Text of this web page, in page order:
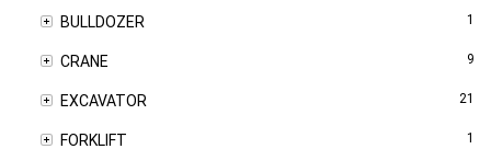
BULLDOZER 1
CRANE 9
EXCAVATOR 21
FORKLIFT 1